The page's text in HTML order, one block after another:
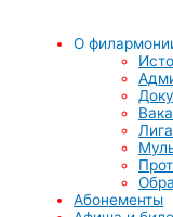
О
Абонементы